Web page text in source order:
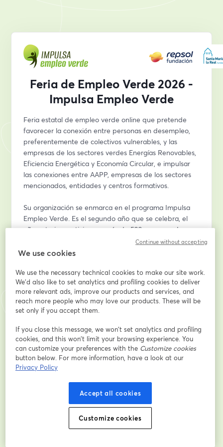
Feria de Empleo Verde 2026 -
Impulsa Empleo Verde
Feria estatal de empleo verde online que pretende
favorecer la conexión entre personas en desempleo,
preferentemente de colectivos vulnerables, y las
empresas de los sectores verdes Energías Renovables,
Eficiencia Energética y Economía Circular, e impulsar
las conexiones entre AAPP, empresas de los sectores
mencionados, entidades y centros formativos.
Su organización se enmarca en el programa Impulsa
Empleo Verde. Es el segundo año que se celebra, el
año anterior participaron más de 520 personas. Las
novedades son: focalización en sectores Energías
Renovables, Eficiencia Energética y Economía Circular,
Sostenibilidad y espacio para ofertas de empleo.
Địa chỉ email*
Tên*
Họ*
Entidad / Organización (si perteneces a alguna)
We use cookies
We use the necessary technical cookies to make our site work.
We'd also like to set analytics and profiling cookies to deliver
more relevant ads, improve our products and services, and
reach more people who may love our products. These will be
set only if you accept them.
If you close this message, we won’t set analytics and profiling
cookies, and this won’t limit your browsing experience. You
can customize your preferences with the Customize cookies
button below. For more information, have a look at our
Privacy Policy
Accept all cookies
Customize cookies
Continue without accepting